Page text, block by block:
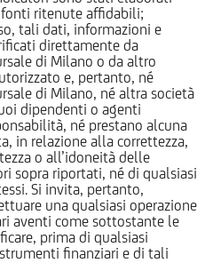
ritenute affidabili;
tali dati, informazioni e
direttamente da
di Milano o da altro
e, pertanto, né
di Milano, né altra società
dipendenti o agenti
né prestano alcuna
in relazione alla correttezza,
o all’idoneità delle
sopra riportati, né di qualsiasi
Si invita, pertanto,
una qualsiasi operazione
aventi come sottostante le
prima di qualsiasi
finanziari e di tali